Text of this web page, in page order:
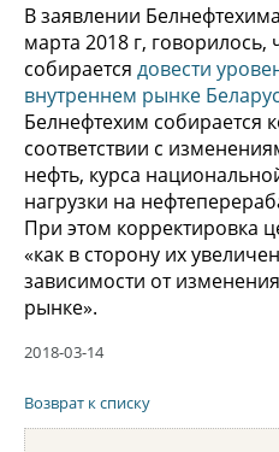
В заявлении
марта 2018 г, говорилось,
собирается довести
внутреннем рынке
Белнефтехим собирается
соответствии с
нефть, курса
нагрузки на
При этом корректировка
«как в сторону их
зависимости от
рынке».
2018-03-14
Возврат к списку